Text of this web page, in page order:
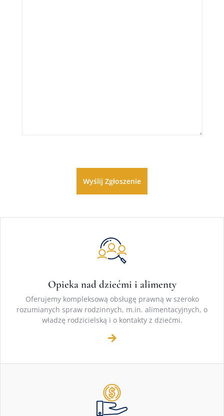
Opieka nad dziećmi i alimenty
Oferujemy kompleksową obsługę prawną w szeroko
rozumianych spraw rodzinnych, m.in. alimentacyjnych, o
władzę rodzicielską i o kontakty z dziećmi.